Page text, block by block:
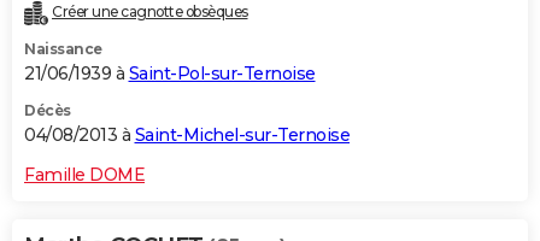
Créer une cagnotte obsèques
Naissance
21/06/1939 à Saint-Pol-sur-Ternoise
Décès
04/08/2013 à Saint-Michel-sur-Ternoise
Famille DOME